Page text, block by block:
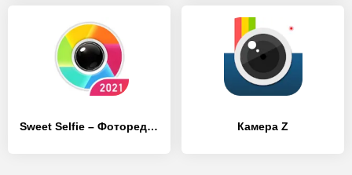
Sweet Selfie – Фоторедактор, камера фото эффекты Камера Z